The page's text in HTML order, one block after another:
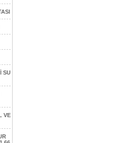
SU
VE